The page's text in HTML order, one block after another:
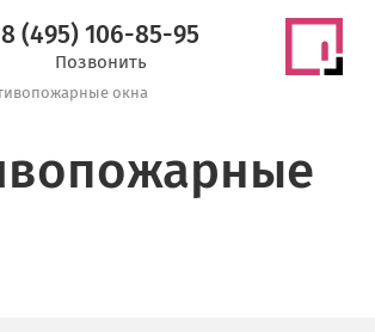
8 (495) 106-85-95
Позвонить
окна